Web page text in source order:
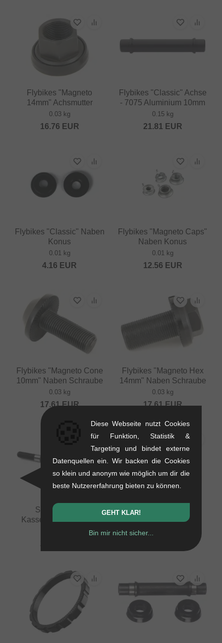
Flybikes "Magneto
14mm" Achsmutter
0.03 kg
16.76 EUR
Flybikes "Classic" Achse
- 7075 Aluminium 10mm
0.15 kg
21.81 EUR
Flybikes "Classic" Naben
Konus
0.01 kg
4.16 EUR
Flybikes "Magneto Caps"
Naben Konus
0.01 kg
12.56 EUR
Flybikes "Magneto Cone
10mm" Naben Schraube
0.03 kg
17.61EUR
Flybikes "Magneto Hex
14mm" Naben Schraube
0.03 kg
17.61EUR
SaltPlus "EX"
Kassettennabe Achse
Flybikes "Magneto"
Diese Webseite nutzt Cookies
für Funktion, Statistik &
Targeting und bindet externe
Datenquellen ein. Wir backen die Cookies
so klein und anonym wie möglich um dir die
beste Nutzererfahrung bieten zu können.
GEHT KLAR!
Bin mir nicht sicher...